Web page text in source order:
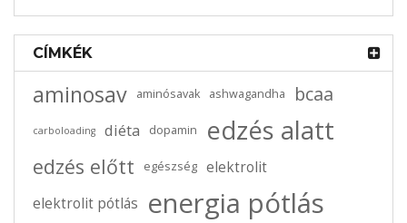
CÍMKÉK
aminosav aminósavak ashwagandha bcaa
carboloading diéta dopamin edzés alatt
edzés előtt egészség elektrolit
elektrolit pótlás energia pótlás